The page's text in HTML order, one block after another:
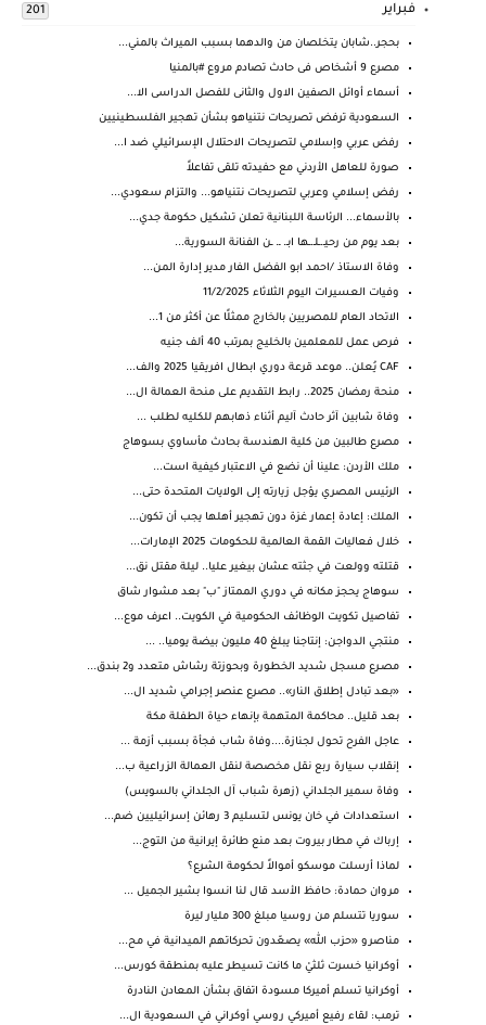
فبراير 201
بحجر..شابان يتخلصان من والدهما بسبب الميراث بالمني...
مصرع 9 أشخاص فى حادث تصادم مروع #بالمنيا
أسماء أوائل الصفين الاول والثانى للفصل الدراسى الا...
السعودية ترفض تصريحات نتنياهو بشأن تهجير الفلسطينيين
رفض عربي وإسلامي لتصريحات الاحتلال الإسرائيلي ضد ا...
صورة للعاهل الأردني مع حفيدته تلقى تفاعلاً
رفض إسلامي وعربي لتصريحات نتنياهو... والتزام سعودي...
بالأسماء... الرئاسة اللبنانية تعلن تشكيل حكومة جدي...
بعد يوم من رحيـ.ـلـ.ـها ابـ. ـ. ـن الفنانة السورية...
وفاة الاستاذ /احمد ابو الفضل الفار مدير إدارة المن...
وفيات العسيرات اليوم الثلاثاء 11/2/2025
الاتحاد العام للمصريين بالخارج ممثلًا عن أكثر من 1...
فرص عمل للمعلمين بالخليج بمرتب 40 ألف جنيه
CAF يُعلن.. موعد قرعة دوري ابطال افريقيا 2025 والف...
منحة رمضان 2025.. رابط التقديم على منحة العمالة ال...
وفاة شابين آثر حادث آليم أثناء ذهابهم للكليه لطلب ...
مصرع طالبين من كلية الهندسة بحادث مأساوي بسوهاج
ملك ⁧‫الأردن‬⁩: علينا أن نضع في الاعتبار كيفية است...
الرئيس المصري يؤجل زيارته إلى الولايات المتحدة حتى...
الملك: إعادة إعمار غزة دون تهجير أهلها يجب أن تكون...
خلال فعاليات القمة العالمية للحكومات 2025 الإمارات...
قتلته وولعت في جثته عشان بيغير عليا.. ليلة مقتل نق...
سوهاج يحجز مكانه في دوري الممتاز "ب" بعد مشوار شاق
تفاصيل تكويت الوظائف الحكومية في الكويت.. اعرف موع...
منتجي الدواجن: إنتاجنا يبلغ 40 مليون بيضة يوميا.. ...
مصـرع مسجل شديد الخطورة وبحوزتة رشاش متعدد و2 بندق...
«بعد تبادل إطلاق النار».. مصرع عنصر إجرامي شديد ال...
بعد قليل.. محاكمة المتهمة بإنهاء حياة الطفلة مكة
عاجل الفرح تحول لجنازة....وفاة شاب فجأة بسبب أزمة ...
إنقلاب سيارة ربع نقل مخصصة لنقل العمالة الزراعية ب...
وفاة سمير الجلداني (زهرة شباب آل الجلداني بالسويس)
استعدادات في خان يونس لتسليم 3 رهائن إسرائيليين ضم...
إرباك في مطار بيروت بعد منع طائرة إيرانية من التوج...
لماذا أرسلت موسكو أموالاً لحكومة الشرع؟
مروان حمادة: حافظ الأسد قال لنا انسوا بشير الجميل ...
سوريا تتسلم من روسيا مبلغ 300 مليار ليرة
مناصرو «حزب الله» يصعّدون تحركاتهم الميدانية في مح...
أوكرانيا خسرت ثلثيْ ما كانت تسيطر عليه بمنطقة كورس...
أوكرانيا تسلم أميركا مسودة اتفاق بشأن المعادن النادرة
ترمب: لقاء رفيع أميركي روسي أوكراني في السعودية ال...